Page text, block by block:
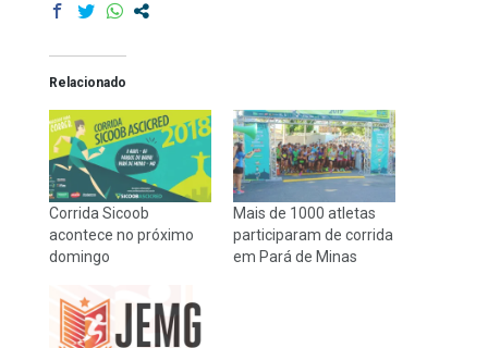
Relacionado
Corrida Sicoob
acontece no próximo
domingo
Mais de 1000 atletas
participaram de corrida
em Pará de Minas